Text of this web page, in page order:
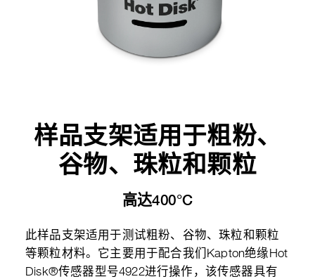
样品支架适用于粗粉、
谷物、珠粒和颗粒
高达400°C
此样品支架适用于测试粗粉、谷物、珠粒和颗粒
等颗粒材料。它主要用于配合我们Kapton绝缘Hot
Disk®传感器型号4922进行操作，该传感器具有